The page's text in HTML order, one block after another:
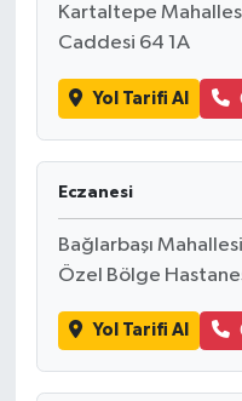
Kartaltepe
Caddesi 64 1A
Yol Tarifi Al
Eczanesi
Bağlarbaşı
Özel Bölge
Yol Tarifi Al